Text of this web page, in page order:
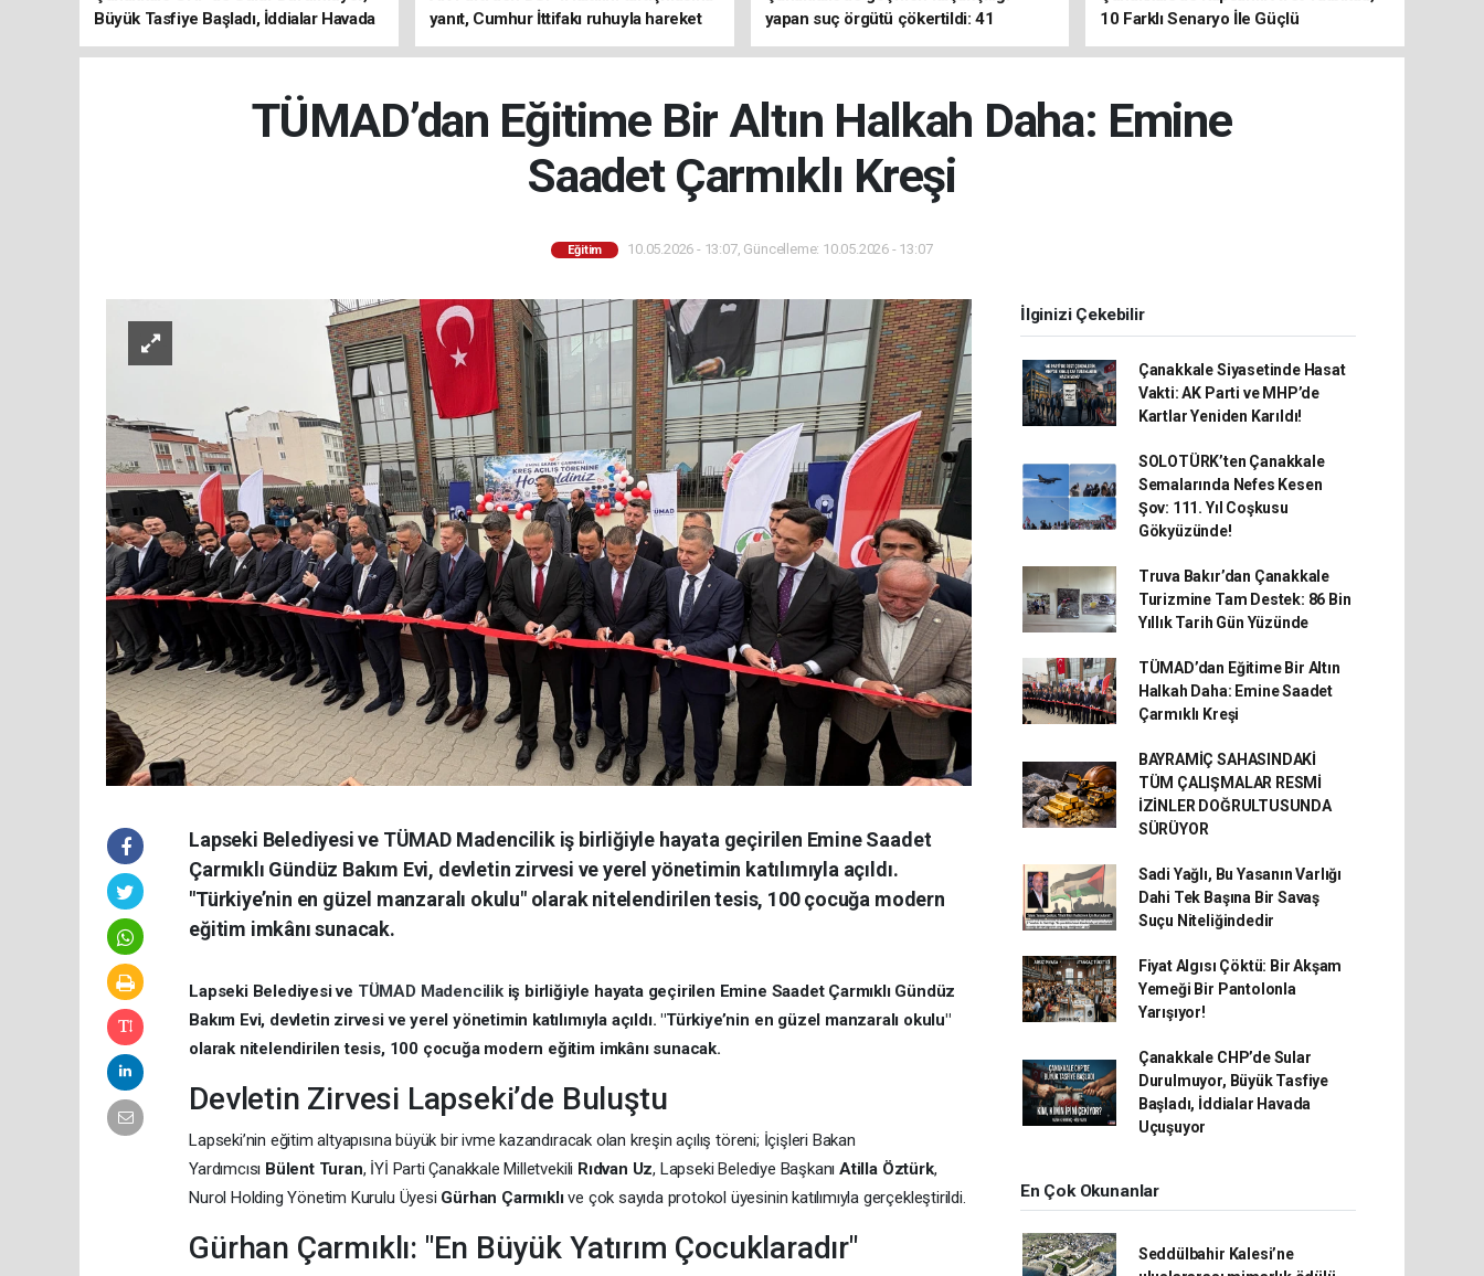
Büyük Tasfiye Başladı, İddialar Havada
Uçuşuyor
yanıt, Cumhur İttifakı ruhuyla hareket
ediyoruz
yapan suç örgütü çökertildi: 41
tutuklama
10 Farklı Senaryo İle Güçlü
Koordinasyon
TÜMAD’dan Eğitime Bir Altın Halkah Daha: Emine
Saadet Çarmıklı Kreşi
Eğitim 10.05.2026 - 13:07, Güncelleme: 10.05.2026 - 13:07
Lapseki Belediyesi ve TÜMAD Madencilik iş birliğiyle hayata geçirilen Emine Saadet
Çarmıklı Gündüz Bakım Evi, devletin zirvesi ve yerel yönetimin katılımıyla açıldı.
"Türkiye’nin en güzel manzaralı okulu" olarak nitelendirilen tesis, 100 çocuğa modern
eğitim imkânı sunacak.
Lapseki Belediyesi ve TÜMAD Madencilik iş birliğiyle hayata geçirilen Emine Saadet Çarmıklı Gündüz
Bakım Evi, devletin zirvesi ve yerel yönetimin katılımıyla açıldı. "Türkiye’nin en güzel manzaralı okulu"
olarak nitelendirilen tesis, 100 çocuğa modern eğitim imkânı sunacak.
Devletin Zirvesi Lapseki’de Buluştu
Lapseki’nin eğitim altyapısına büyük bir ivme kazandıracak olan kreşin açılış töreni; İçişleri Bakan
Yardımcısı Bülent Turan, İYİ Parti Çanakkale Milletvekili Rıdvan Uz, Lapseki Belediye BaşkanıAtilla Öztürk,
Nurol Holding Yönetim Kurulu Üyesi Gürhan Çarmıklıve çok sayıda protokol üyesinin katılımıyla gerçekleştirildi.
Gürhan Çarmıklı: "En Büyük Yatırım Çocuklaradır"
İlginizi Çekebilir
Çanakkale Siyasetinde Hasat
Vakti: AK Parti ve MHP’de
Kartlar Yeniden Karıldı!
SOLOTÜRK’ten Çanakkale
Semalarında Nefes Kesen
Şov: 111. Yıl Coşkusu
Gökyüzünde!
Truva Bakır’dan Çanakkale
Turizmine Tam Destek: 86 Bin
Yıllık Tarih Gün Yüzünde
TÜMAD’dan Eğitime Bir Altın
Halkah Daha: Emine Saadet
Çarmıklı Kreşi
BAYRAMİÇ SAHASINDAKİ
TÜM ÇALIŞMALAR RESMİ
İZİNLER DOĞRULTUSUNDA
SÜRÜYOR
Sadi Yağlı, Bu Yasanın Varlığı
Dahi Tek Başına Bir Savaş
Suçu Niteliğindedir
Fiyat Algısı Çöktü: Bir Akşam
Yemeği Bir Pantolonla
Yarışıyor!
Çanakkale CHP’de Sular
Durulmuyor, Büyük Tasfiye
Başladı, İddialar Havada
Uçuşuyor
En Çok Okunanlar
Seddülbahir Kalesi’ne